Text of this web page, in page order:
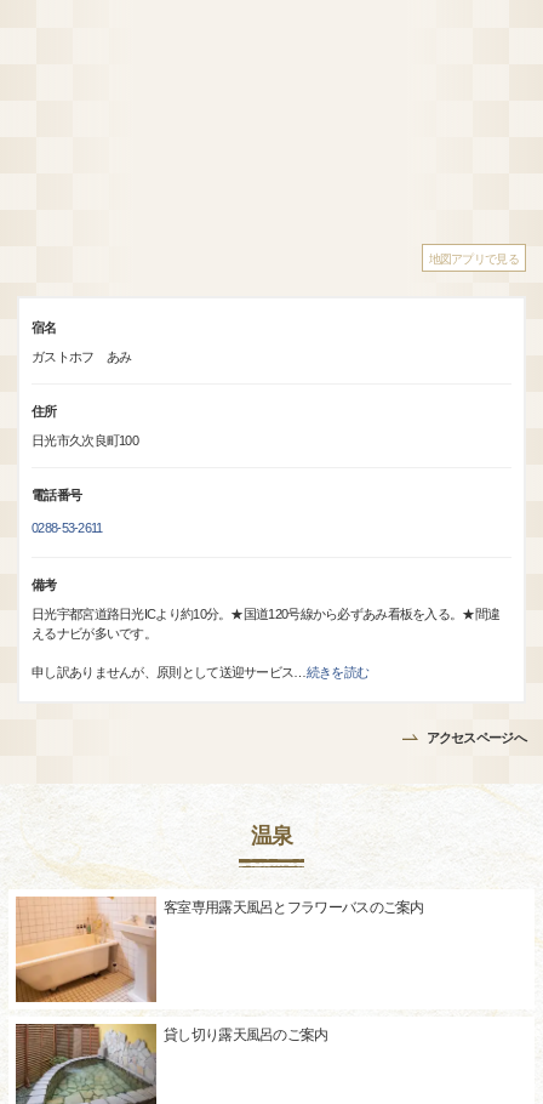
地図アプリで見る
宿名
ガストホフ あみ
住所
日光市久次良町100
電話番号
0288-53-2611
備考
日光宇都宮道路日光ICより約10分。★国道120号線から必ずあみ看板を入る。★間違
えるナビが多いです。
申し訳ありませんが、原則として送迎サービス 続きを読む
アクセスページへ
温泉
客室専用露天風呂とフラワーバスのご案内
貸し切り露天風呂のご案内